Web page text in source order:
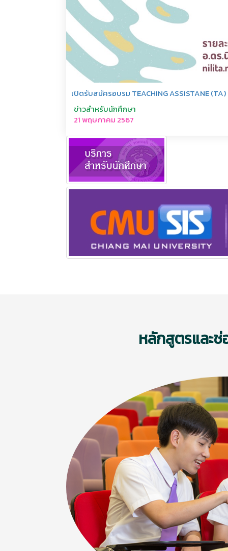
เปิดรับสมัครอบรม TEACHING ASSISTANE
ข่าวสำหรับนักศึกษา
21 พฤษภาคม 2567
หลักสูตรและช่